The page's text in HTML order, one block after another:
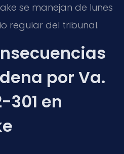
se manejan de lunes
regular del tribunal.
por Va.
301 en